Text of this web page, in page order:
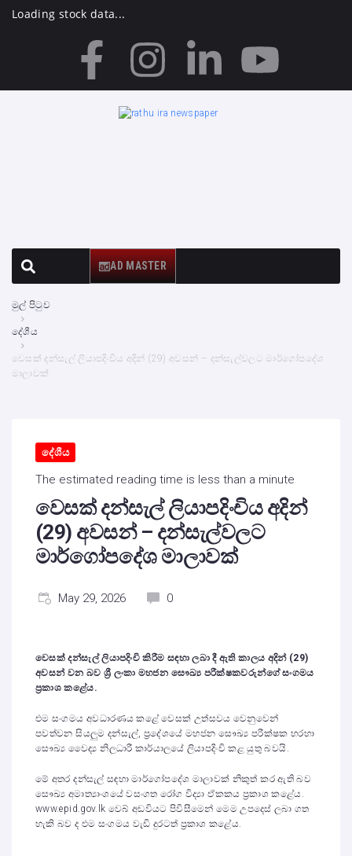
Loading stock data...
AD MASTER
මුල් පිටුව
දේශීය
වෙසක් දන්සැල් ලියාපදිංචිය අදින් (29) අවසන් – දන්සැල්වලට මාර්ගෝපදේශ
මාලාවක්
දේශීය
The estimated reading time is less than a minute
වෙසක් දන්සැල් ලියාපදිංචිය අදින්
(29) අවසන් – දන්සැල්වලට
මාර්ගෝපදේශ මාලාවක්
May 29, 2026 0
වෙසක් දන්සැල් ලියාපදිංචි කිරීම සඳහා ලබා දී ඇති කාලය අදින් (29)
අවසන් වන බව ශ්‍රී ලංකා මහජන සෞඛ්‍ය පරීක්ෂකවරුන්ගේ සංගමය
ප්‍රකාශ කළේය.
එම සංගමය අවධාරණය කළේ වෙසක් උත්සවය වෙනුවෙන්
පවත්වන සියලුම දන්සැල්, ප්‍රදේශයේ මහජන සෞඛ්‍ය පරීක්ෂක හරහා
සෞඛ්‍ය වෛද්‍ය නිලධාරී කාර්යාලයේ ලියාපදිංචි කළ යුතු බවයි.
මේ අතර දන්සැල් සඳහා මාර්ගෝපදේශ මාලාවක් නිකුත් කර ඇති බව
සෞඛ්‍ය අමාත්‍යාංශයේ වසංගත රෝග විද්‍යා ඒකකය ප්‍රකාශ කළේය.
www.epid.gov.lk වෙබ් අඩවියට පිවිසීමෙන් මෙම උපදෙස් ලබා ගත
හැකි බව ද එම සංගමය වැඩි දුරටත් ප්‍රකාශ කළේය.